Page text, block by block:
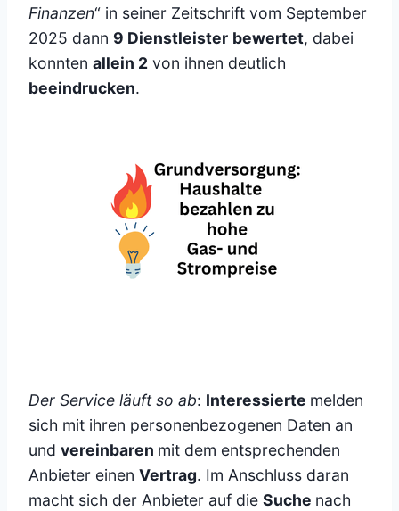
Finanzen“ in seiner Zeitschrift vom September
2025 dann 9 Dienstleister bewertet, dabei
konnten allein 2 von ihnen deutlich
beeindrucken.
Der Service läuft so ab: Interessierte melden
sich mit ihren personenbezogenen Daten an
und vereinbaren mit dem entsprechenden
Anbieter einen Vertrag. Im Anschluss daran
macht sich der Anbieter auf die Suche nach